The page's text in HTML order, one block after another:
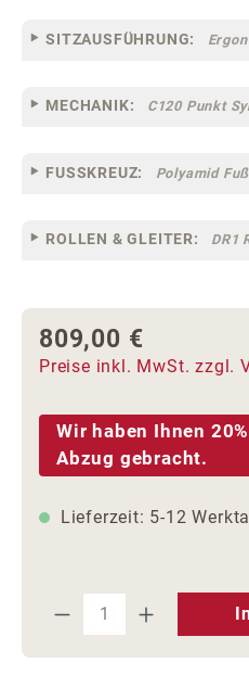
SITZAUSFÜHRUNG:
MECHANIK: C120 Punkt
FUSSKREUZ:
ROLLEN & GLEITER:
Regulärer Preis:
809,00 €
Preise inkl. MwSt. zzgl.
Wir haben Ihnen
Abzug gebracht.
Lieferzeit: 5-12
Produkt Anzahl: